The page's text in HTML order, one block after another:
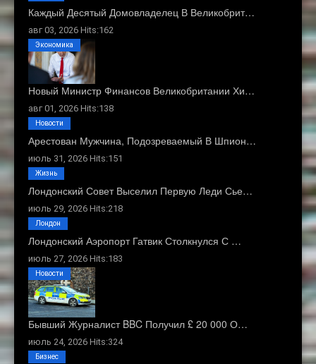
Каждый Десятый Домовладелец В Великобрит…
авг 03, 2026 Hits:162
Новый Министр Финансов Великобритании Хи…
авг 01, 2026 Hits:138
Экономика
Арестован Мужчина, Подозреваемый В Шпион…
июль 31, 2026 Hits:151
Новости
Лондонский Совет Выселил Первую Леди Сье…
июль 29, 2026 Hits:218
Жизнь
Лондонский Аэропорт Гатвик Столкнулся С …
июль 27, 2026 Hits:183
Лондон
Бывший Журналист BBC Получил £ 20 000 О…
июль 24, 2026 Hits:324
Новости
Бизнес